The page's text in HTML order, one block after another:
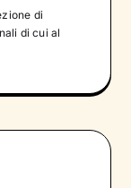
di
di cui al